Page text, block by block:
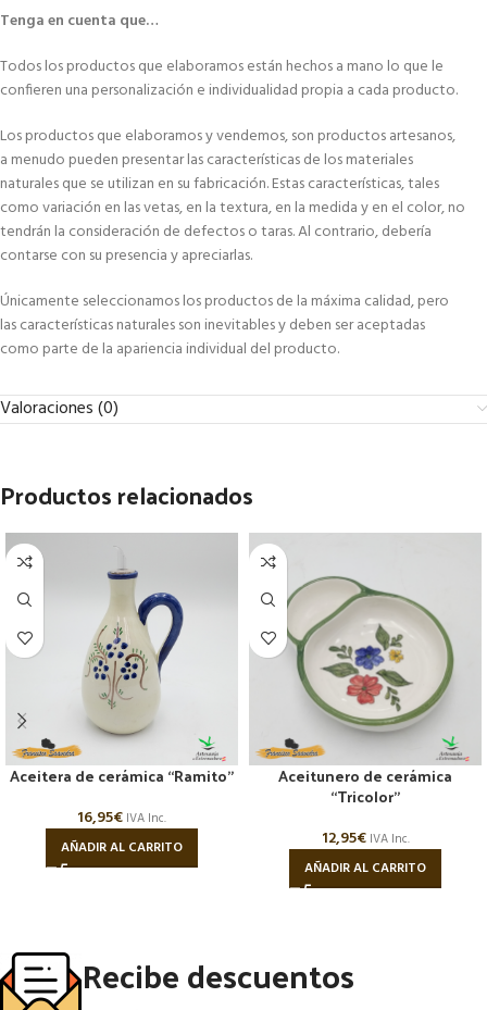
Tenga en cuenta que…
Todos los productos que elaboramos están hechos a mano lo que le
confieren una personalización e individualidad propia a cada producto.
Los productos que elaboramos y vendemos, son productos artesanos,
a menudo pueden presentar las características de los materiales
naturales que se utilizan en su fabricación. Estas características, tales
como variación en las vetas, en la textura, en la medida y en el color, no
tendrán la consideración de defectos o taras. Al contrario, debería
contarse con su presencia y apreciarlas.
Únicamente seleccionamos los productos de la máxima calidad, pero
las características naturales son inevitables y deben ser aceptadas
como parte de la apariencia individual del producto.
Valoraciones (0)
Productos relacionados
Aceitera de cerámica “Ramito”
16,95€ IVA Inc.
AÑADIR AL CARRITO
Aceitunero de cerámica
“Tricolor”
12,95€ IVA Inc.
AÑADIR AL CARRITO
Recibe descuentos